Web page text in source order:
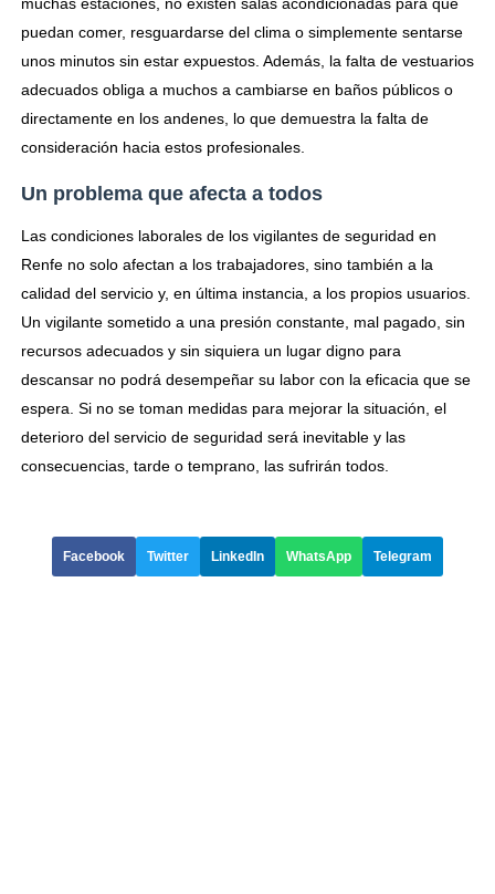
muchas estaciones, no existen salas acondicionadas para que
puedan comer, resguardarse del clima o simplemente sentarse
unos minutos sin estar expuestos. Además, la falta de vestuarios
adecuados obliga a muchos a cambiarse en baños públicos o
directamente en los andenes, lo que demuestra la falta de
consideración hacia estos profesionales.
Un problema que afecta a todos
Las condiciones laborales de los vigilantes de seguridad en
Renfe no solo afectan a los trabajadores, sino también a la
calidad del servicio y, en última instancia, a los propios usuarios.
Un vigilante sometido a una presión constante, mal pagado, sin
recursos adecuados y sin siquiera un lugar digno para
descansar no podrá desempeñar su labor con la eficacia que se
espera. Si no se toman medidas para mejorar la situación, el
deterioro del servicio de seguridad será inevitable y las
consecuencias, tarde o temprano, las sufrirán todos.
Facebook Twitter LinkedIn WhatsApp Telegram